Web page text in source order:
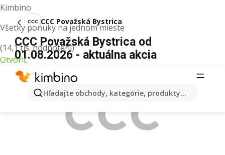
Kimbino
Všetky ponuky na jednom mieste
(14,1 tis. hodnotení)
Otvoriť
Hľadajte obchody, kategórie, produkty...
CCC Považská Bystrica
CCC Považská Bystrica od
01.08.2026 - aktuálna akcia